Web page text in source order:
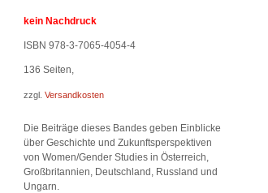
kein Nachdruck
ISBN 978-3-7065-4054-4
136 Seiten,
zzgl. Versandkosten
Die Beiträge dieses Bandes geben Einblicke
über Geschichte und Zukunftsperspektiven
von Women/Gender Studies in Österreich,
Großbritannien, Deutschland, Russland und
Ungarn.